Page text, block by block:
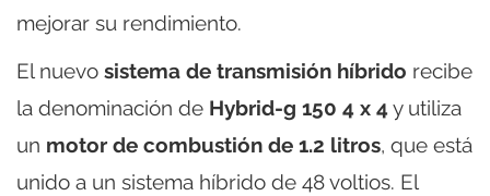
mejorar su rendimiento.
El nuevo sistema de transmisión híbrido recibe
la denominación de Hybrid-g 150 4 x 4y utiliza
un motor de combustión de 1.2 litros, que está
unido a un sistema híbrido de 48 voltios. El